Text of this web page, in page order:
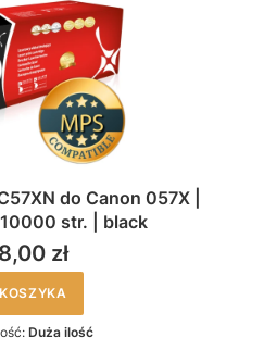
do Canon 057X |
str. | black
zł
Duża ilość